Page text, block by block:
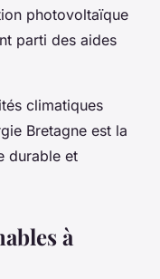
photovoltaïque
parti des aides
climatiques
Bretagne est la
durable et
à